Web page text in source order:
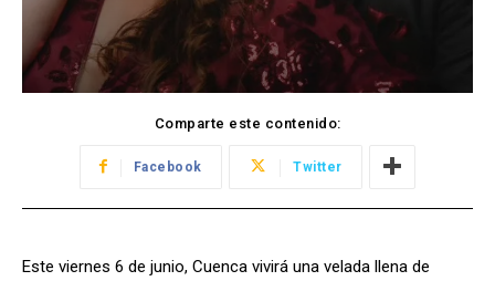
Comparte este contenido:
Facebook Twitter
Este viernes 6 de junio, Cuenca vivirá una velada llena de